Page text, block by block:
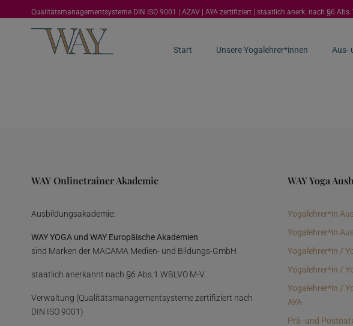
Qualitätsmanagementsysteme DIN ISO 9001 | AZAV | AYA zertifiziert | staatlich anerk. nach §6
Start Unsere Yogalehrer*innen Aus-
WAY Onlinetrainer Akademie
Ausbildungsakademie:
WAY YOGA und WAY Europäische Akademien
sind Marken der MACAMA Medien- und Bildungs-GmbH
staatlich anerkannt nach §6 Abs.1 WBLVO M-V.
Verwaltung (Qualitätsmanagementsysteme zertifiziert nach
DIN ISO 9001)
WAY Yoga
Yogalehrer*in
Yogalehrer*in
Yogalehrer*in /
Yogalehrer*in /
Yogalehrer*in /
AYA
Prä- und